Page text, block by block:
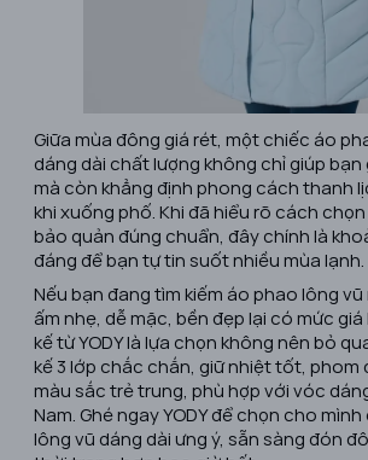
Giữa mùa đông giá rét, một chiếc áo
dáng dài chất lượng không chỉ giúp bạn
mà còn khẳng định phong cách thanh
khi xuống phố. Khi đã hiểu rõ cách
bảo quản đúng chuẩn, đây chính là
đáng để bạn tự tin suốt nhiều mùa lạnh.
Nếu bạn đang tìm kiếm áo phao lông
ấm nhẹ, dễ mặc, bền đẹp lại có mức
kế từ YODY là lựa chọn không nên bỏ
kế 3 lớp chắc chắn, giữ nhiệt tốt, phom
màu sắc trẻ trung, phù hợp với vóc
Nam. Ghé ngay YODY để chọn cho
lông vũ dáng dài ưng ý, sẵn sàng đón